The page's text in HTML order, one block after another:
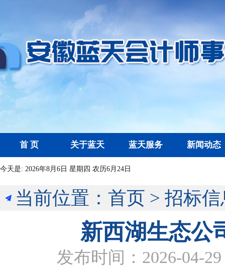
首 页 关于蓝天 蓝天服务 新闻动态
今天是: 2026年8月6日 星期四 农历6月24日
当前位置： 首页 > 招标信
新西湖生态公
发布时间：2026-04-